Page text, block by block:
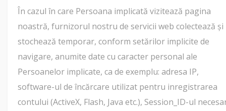
În cazul în care Persoana implicată vizitează pagina
noastră, furnizorul nostru de servicii web colectează și
stochează temporar, conform setărilor implicite de
navigare, anumite date cu caracter personal ale
Persoanelor implicate, ca de exemplu: adresa IP,
software-ul de încărcare utilizat pentru inregistrarea
contului (ActiveX, Flash, Java etc.), Session_ID-ul